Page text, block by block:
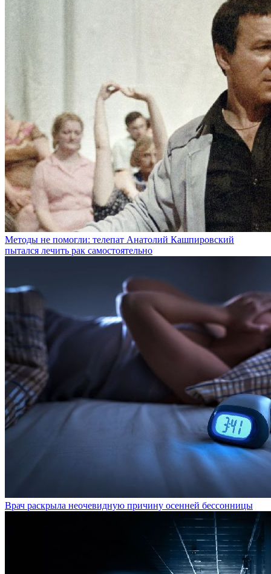
Методы не помогли: телепат Анатолий Кашпировский
пытался лечить рак самостоятельно
Врач раскрыла неочевидную причину осенней бессонницы